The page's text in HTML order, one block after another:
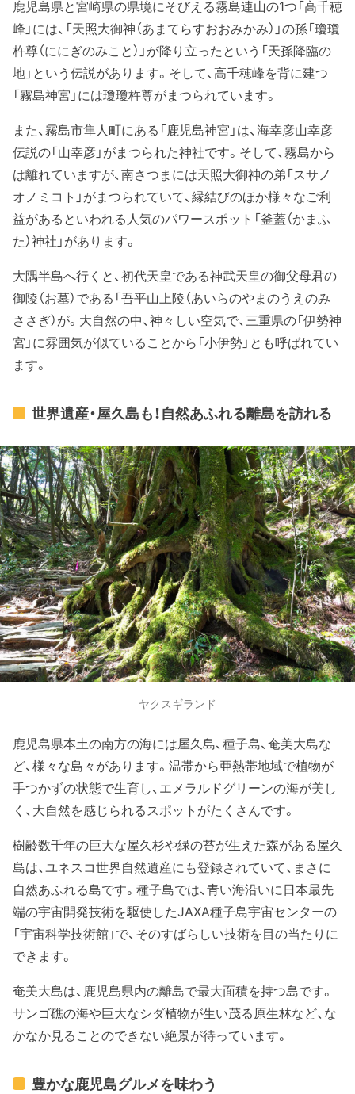
鹿児島県と宮崎県の県境にそびえる霧島連山の1つ「高千穂
峰」には、「天照大御神（あまてらすおおみかみ）」の孫「瓊瓊
杵尊（ににぎのみこと）」が降り立ったという「天孫降臨の
地」という伝説があります。そして、高千穂峰を背に建つ
「霧島神宮」には瓊瓊杵尊がまつられています。
また、霧島市隼人町にある「鹿児島神宮」は、海幸彦山幸彦
伝説の「山幸彦」がまつられた神社です。そして、霧島から
は離れていますが、南さつまには天照大御神の弟「スサノ
オノミコト」がまつられていて、縁結びのほか様々なご利
益があるといわれる人気のパワースポット「釜蓋（かまふ
た）神社」があります。
大隅半島へ行くと、初代天皇である神武天皇の御父母君の
御陵（お墓）である「吾平山上陵（あいらのやまのうえのみ
ささぎ）が。大自然の中、神々しい空気で、三重県の「伊勢神
宮」に雰囲気が似ていることから「小伊勢」とも呼ばれてい
ます。
世界遺産・屋久島も！自然あふれる離島を訪れる
ヤクスギランド
鹿児島県本土の南方の海には屋久島、種子島、奄美大島な
ど、様々な島々があります。温帯から亜熱帯地域で植物が
手つかずの状態で生育し、エメラルドグリーンの海が美し
く、大自然を感じられるスポットがたくさんです。
樹齢数千年の巨大な屋久杉や緑の苔が生えた森がある屋久
島は、ユネスコ世界自然遺産にも登録されていて、まさに
自然あふれる島です。種子島では、青い海沿いに日本最先
端の宇宙開発技術を駆使したJAXA種子島宇宙センターの
「宇宙科学技術館」で、そのすばらしい技術を目の当たりに
できます。
奄美大島は、鹿児島県内の離島で最大面積を持つ島です。
サンゴ礁の海や巨大なシダ植物が生い茂る原生林など、な
かなか見ることのできない絶景が待っています。
豊かな鹿児島グルメを味わう